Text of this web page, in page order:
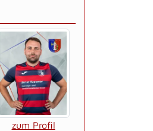
zum Profil